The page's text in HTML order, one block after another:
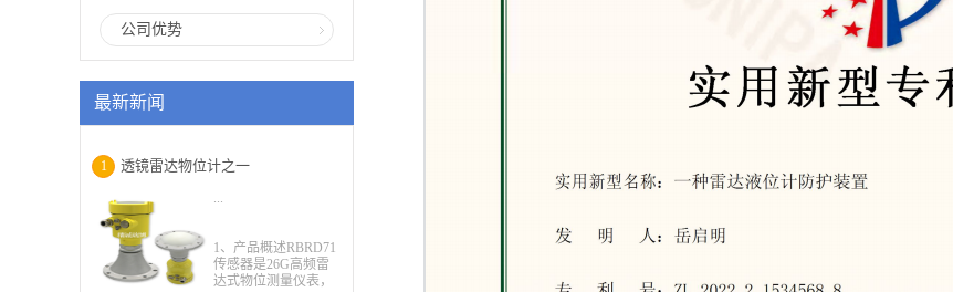
公司优势
最新新闻
1 透镜雷达物位计之一
...
1、产品概述RBRD71
传感器是26G高频雷
达式物位测量仪表，